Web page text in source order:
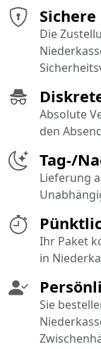
Ihr Paket
in
Die
Absolute
den
Tag-/
Lieferung
Sie